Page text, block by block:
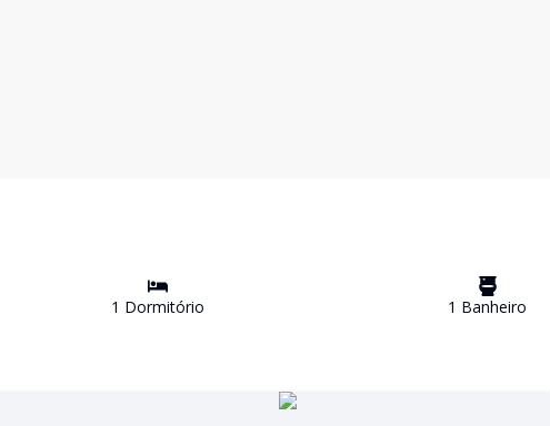
1 Dormitório 1 Banheiro